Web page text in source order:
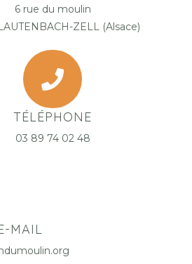
6 rue du moulin
ZELL (Alsace)
TÉLÉPHONE
03 89 74 02 48
MAIL